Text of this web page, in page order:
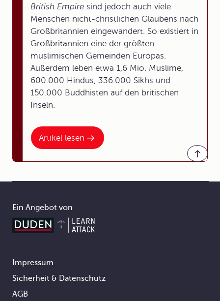
Artikel lesen
British Empire sind jedoch auch viele
Menschen nicht-christlichen Glaubens nach
Großbritannien eingewandert. So existiert in
Großbritannien eine der größten
muslimischen Gemeinden Europas.
Außerdem leben etwa 1,6 Mio. Muslime,
600.000 Hindus, 336.000 Sikhs und
150.000 Buddhisten auf den britischen
Inseln.
Ein Angebot von
Footer
Impressum
Sicherheit & Datenschutz
AGB